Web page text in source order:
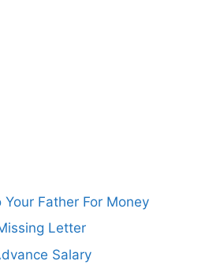
Father For Money
Letter
Salary